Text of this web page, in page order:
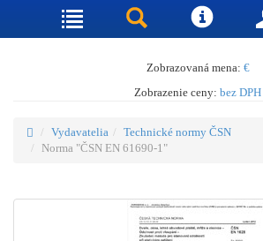
Zobrazovaná mena: €
Zobrazenie ceny: bez DPH
Vydavatelia
Technické normy ČSN
Norma "ČSN EN 61690-1"